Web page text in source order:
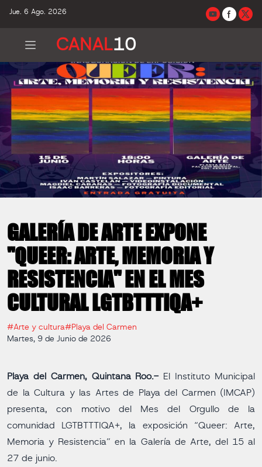
Jue. 6 Ago. 2026
CANAL10
GALERÍA DE ARTE EXPONE
"QUEER: ARTE, MEMORIA Y
RESISTENCIA" EN EL MES
CULTURAL LGTBTTTIQA+
#Arte y cultura#Playa del Carmen
Martes, 9 de Junio de 2026
Playa del Carmen, Quintana Roo.- El Instituto Municipal
de la Cultura y las Artes de Playa del Carmen (IMCAP)
presenta, con motivo del Mes del Orgullo de la
comunidad LGTBTTTIQA+, la exposición “Queer: Arte,
Memoria y Resistencia” en la Galería de Arte, del 15 al
27 de junio.